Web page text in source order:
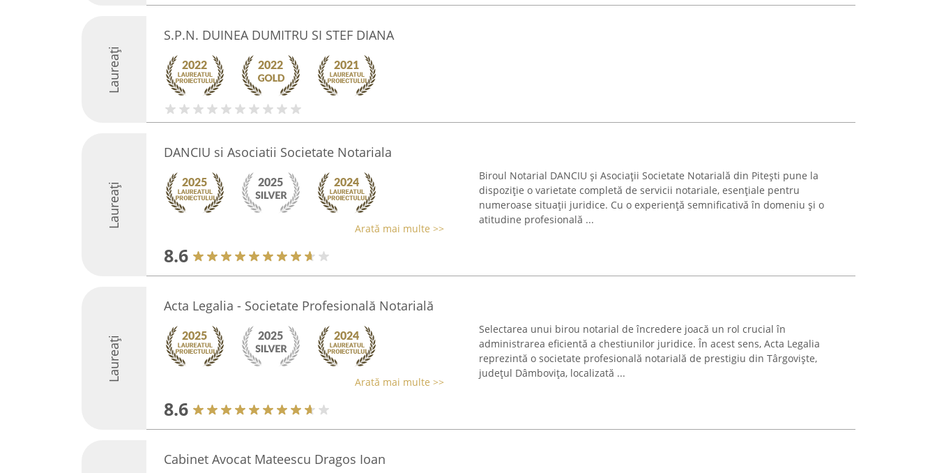
Laureați
S.P.N. DUINEA DUMITRU SI STEF DIANA
Laureați
DANCIU si Asociatii Societate Notariala
Arată mai multe >>
8.6
Biroul Notarial DANCIU și Asociații Societate Notarială din Pitești pune la
dispoziție o varietate completă de servicii notariale, esențiale pentru
numeroase situații juridice. Cu o experiență semnificativă în domeniu și o
atitudine profesională ...
Laureați
Acta Legalia - Societate Profesională Notarială
Arată mai multe >>
8.6
Selectarea unui birou notarial de încredere joacă un rol crucial în
administrarea eficientă a chestiunilor juridice. În acest sens, Acta Legalia
reprezintă o societate profesională notarială de prestigiu din Târgoviște,
județul Dâmbovița, localizată ...
Cabinet Avocat Mateescu Dragos Ioan